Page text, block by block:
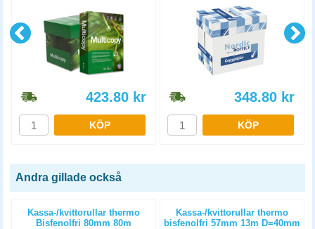
423.80 kr
KÖP
348.80 kr
KÖP
Andra gillade också
Kassa-/kvittorullar thermo
Bisfenolfri 80mm 80m
Kassa-/kvittorullar thermo
bisfenolfri 57mm 13m D=40mm